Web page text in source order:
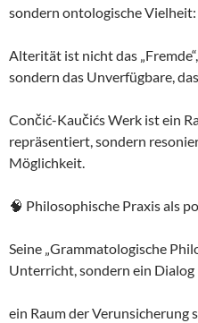
sondern ontologische Vielheit:
Alterität ist nicht das
sondern das Unverfügbare,
Cončić-Kaučićs Werk ist ein
repräsentiert, sondern
Möglichkeit.
🧠 Philosophische Praxis als
Seine „Grammatologische
Unterricht, sondern ein
ein Raum der Verunsicherung